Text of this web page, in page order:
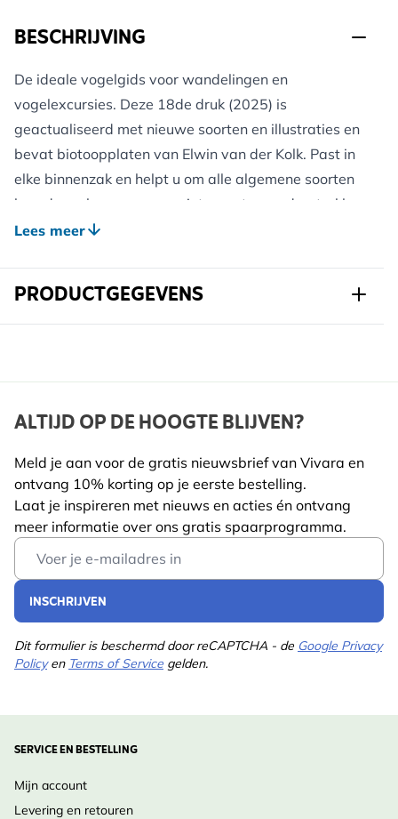
BESCHRIJVING
De ideale vogelgids voor wandelingen en
vogelexcursies. Deze 18de druk (2025) is
geactualiseerd met nieuwe soorten en illustraties en
bevat biotoopplaten van Elwin van der Kolk. Past in
elke binnenzak en helpt u om alle algemene soorten
broedvogels, zomer- en wintergasten en doortrekkers
gemakkelijk te herkennen.
gedrag, zang en habitat.
Ruim 300 inheemse vogelsoorten doeltreffend
Veldkenmerken, vliegbeelden en verenkleedvariaties
Vogelgeluiden en meer: met QR codes naar de online
vogelgids van Vogelbescherming Nederland
Volledig geïllustreerd door Elwin van der Kolk
In samenwerking met Vogelbescherming Nederland.
Vormt samen met de 'Minigids vogels van Nederland
en België' de ideale begeleider voor onderweg.
Lees meer
PRODUCTGEGEVENS
Breedte 118 mm
Hoogte 175 mm
Gewicht 0.382 kg
Auteur
Luc Hoogenstein, Jip
Met
bijdragen
van
Gepubliceerd 2025
Illustratie
Lees meer
ALTIJD OP DE HOOGTE BLIJVEN?
Meld je aan voor de gratis nieuwsbrief van Vivara en
ontvang 10% korting op je eerste bestelling.
Laat je inspireren met nieuws en acties én ontvang
meer informatie over ons gratis spaarprogramma.
Email Address
INSCHRIJVEN
Dit formulier is beschermd door reCAPTCHA - de Google Privacy
Policyen Terms of Service gelden.
SERVICE EN BESTELLING
Mijn account
Levering en retouren